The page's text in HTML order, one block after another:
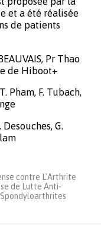
et a été réalisée
de patients
Pr Thao
de Hiboot+
Pham, F. Tubach,
Desouches, G.
contre L'Arthrite
de Lutte Anti-
Spondyloarthrites